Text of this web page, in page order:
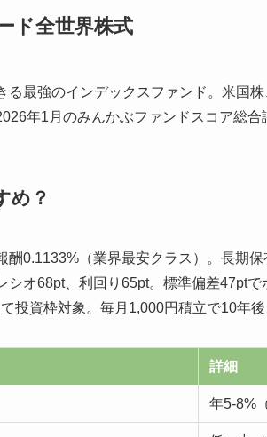
ド全世界株式
る最強のインデックスファンド。米国
年1月のみんかぶファンドスコア総合
め？
酬0.1133%（業界最安クラス）。長期保
シオ68pt、利回り65pt。標準偏差47ptで
投資枠対象。毎月1,000円積立で10年
詳細
年5-8%